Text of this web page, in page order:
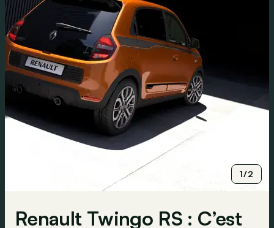
1/2
Renault Twingo RS : C’est